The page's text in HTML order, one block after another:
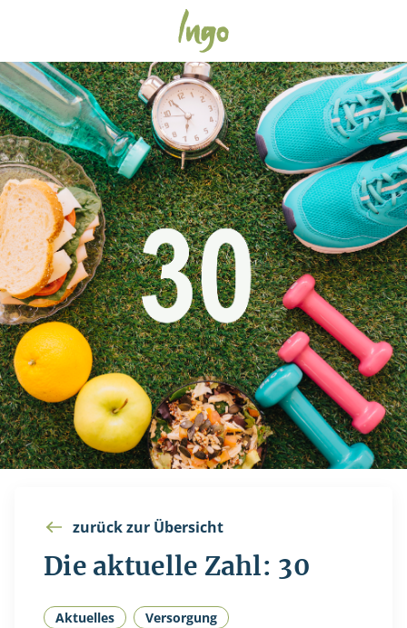
zurück zur Übersicht
Die aktuelle Zahl: 30
Aktuelles Versorgung